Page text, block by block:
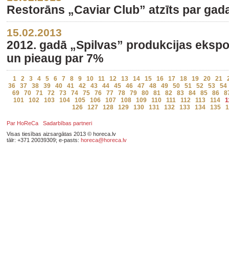
Restorāns „Caviar Club” atzīts par
15.02.2013
2012. gadā „Spilvas” produkcijas
un pieaug par 7%
1 2 3 4 5 6 7 8 9 10 11 12 13 14 15 16 17 18 19 20 21
36
37 38 39 40 41 42 43 44 45 46 47 48 49 50 51 52 53
54
69
70 71 72 73 74 75 76 77 78 79 80 81 82 83 84 85 86
101
102 103 104 105 106 107 108 109 110 111 112 113 114
126
127 128 129 130 131 132 133 134 135
Par HoReCa
Sadarbības partneri
Visas tiesības aizsargātas 2013 © horeca.lv
tālr: +371 20039309; e-pasts: horeca@horeca.lv